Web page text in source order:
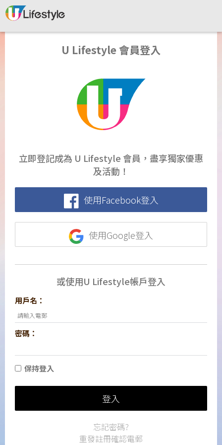
U Lifestyle 會員登入
立即登記成為 U Lifestyle 會員，盡享獨家優惠
及活動！
使用Facebook登入
使用Google登入
或使用U Lifestyle帳戶登入
用戶名：
密碼：
保持登入
登入
忘記密碼?
重發註冊確認電郵